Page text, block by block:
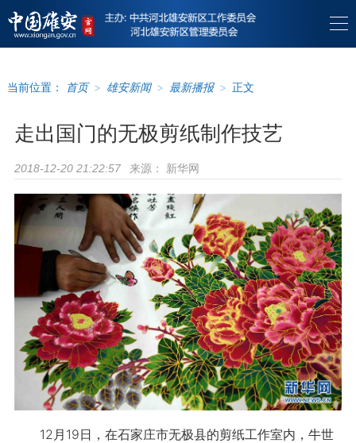
当前位置： 首页 > 雄安新闻 > 最新播报 > 正文
走出国门的无极剪纸制作技艺
2018-12-20 21:22:57 来源： 新华网
12月19日，在石家庄市无极县的剪纸工作室内，牛世